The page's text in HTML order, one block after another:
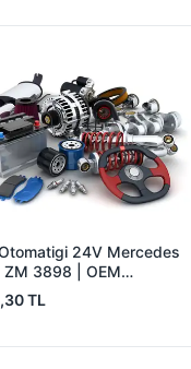
24V Mercedes
3898 | OEM
005151640180
TL